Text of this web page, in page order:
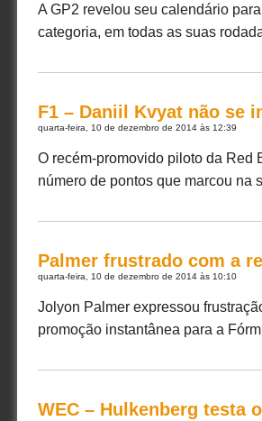
A GP2 revelou seu calendário
categoria, em todas as suas
F1 – Daniil Kvyat não se
quarta-feira, 10 de dezembro de 2014 às 12:39
O recém-promovido piloto da Red
número de pontos que marcou na
Palmer frustrado com a
quarta-feira, 10 de dezembro de 2014 às 10:10
Jolyon Palmer expressou
promoção instantânea para a
WEC – Hulkenberg testa